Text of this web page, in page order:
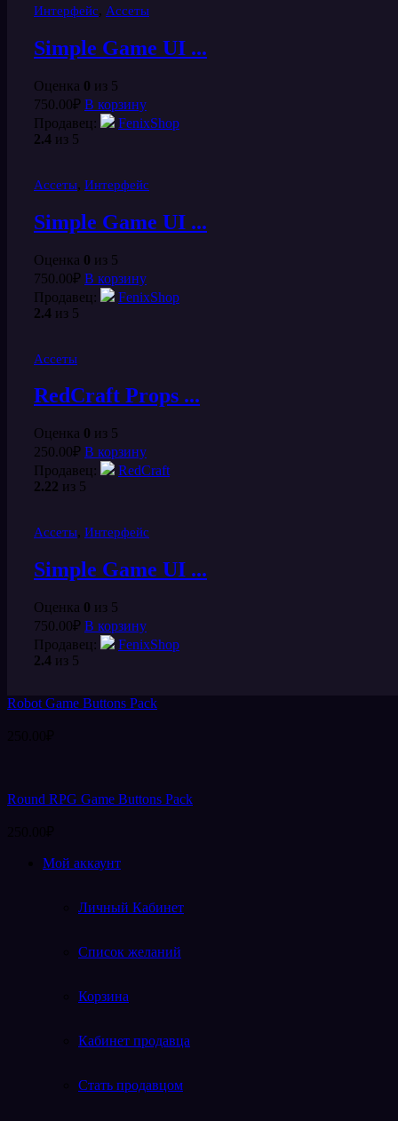
Интерфейс, Ассеты
Simple Game UI ...
Оценка 0 из 5
750.00₽ В корзину
Продавец:
FenixShop
2.4 из 5
Ассеты, Интерфейс
Simple Game UI ...
Оценка 0 из 5
750.00₽ В корзину
Продавец:
FenixShop
2.4 из 5
Ассеты
RedCraft Props ...
Оценка 0 из 5
250.00₽ В корзину
Продавец:
RedCraft
2.22 из 5
Ассеты, Интерфейс
Simple Game UI ...
Оценка 0 из 5
750.00₽ В корзину
Продавец:
FenixShop
2.4 из 5
Robot Game Buttons Pack
Round RPG Game Buttons Pack
Мой аккаунт
Личный Кабинет
Список желаний
Корзина
Кабинет продавца
Стать продавцом